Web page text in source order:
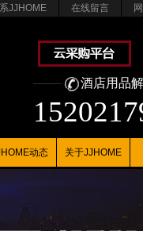
JJHOME 在线留言
酒店用品
动态 关于JJHOME